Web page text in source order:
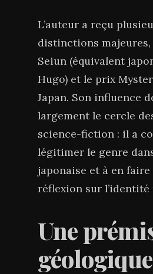
L’auteur a reçu
distinctions
Seiun (équivalent
Hugo) et le prix
Japan. Son influence
largement le cercle
science-fiction : il a
légitimer le genre
japonaise et à en
réflexion sur l’identité
Une
géologique